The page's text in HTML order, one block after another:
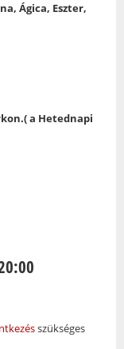
Ágica, Eszter,
a Hetednapi
szükséges